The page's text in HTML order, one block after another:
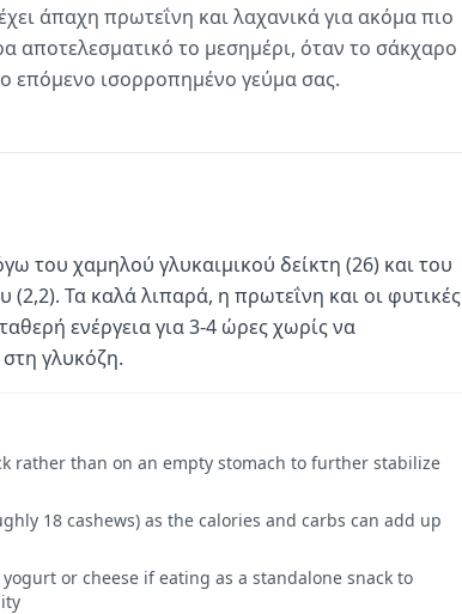
άπαχη πρωτεΐνη και λαχανικά για ακόμα πιο
αποτελεσματικό το μεσημέρι, όταν το σάκχαρο
επόμενο ισορροπημένο γεύμα σας.
του χαμηλού γλυκαιμικού δείκτη (26) και του
Τα καλά λιπαρά, η πρωτεΐνη και οι φυτικές
ενέργεια για 3-4 ώρες χωρίς να
γλυκόζη.
rather than on an empty stomach to further stabilize
18 cashews) as the calories and carbs can add up
or cheese if eating as a standalone snack to